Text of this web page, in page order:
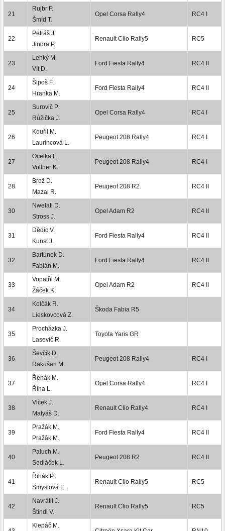
21
Rujbr P.
Šmíd T.
Opel Corsa Rally4 RC4 I
22
Petráš J.
Jindra P.
Renault Clio Rally5 RC5
23
Lehký M.
Vít D.
Ford Fiesta Rally4 RC4 II
24
Šipoš F.
Hranka M.
Ford Fiesta Rally4 RC4 II
25
Surovič P.
Růžička J.
Opel Corsa Rally4 RC4 I
26
Kouřil M.
Laurincová L.
Peugeot 208 Rally4 RC4 I
27
Ocelka F.
Voltner K.
Peugeot 208 Rally4 RC4 I
28
Brož D.
Mazal R.
Peugeot 208 R2 RC4 II
30
Nwelati D.
Stross J.
Opel Adam R2 RC4 II
31
Dědic V.
Kunst J.
Ford Fiesta Rally4 RC4 II
32
Bartúnek D.
Fabián M.
Ford Fiesta Rally4 RC4 II
33
Vopatřil M.
Žáček K.
Opel Adam R2 RC4 II
34
Kolčák R.
Lieskovcová Z.
Škoda Fabia R5
35
Procházka J.
Lasevič R.
Toyota Yaris GR
36
Ševčík D.
Rakušan M.
Peugeot 208 Rally4 RC4 I
37
Řehák M.
Říha L.
Opel Corsa Rally4 RC4 I
38
Vlček J.
Matyáš D.
Renault Clio Rally4 RC4 I
39
Pražák M.
Pražák M.
Ford Fiesta Rally4 RC4 II
40
Paluch M.
Sedláček L.
Peugeot 208 R2 RC4 II
41
Řihák P.
Smyslová E.
Renault Clio Rally5 RC5
42
Navrátil J.
Štindl V.
Renault Clio Rally5 RC5
Klepáč M.